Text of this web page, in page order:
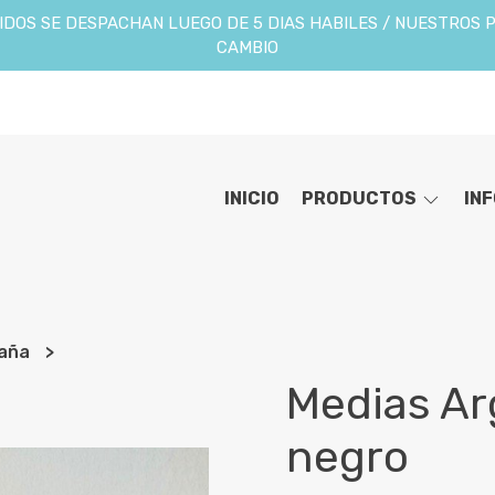
SE DESPACHAN LUEGO DE 5 DIAS HABILES / NUESTROS
CAMBIO
INICIO PRODUCTOS
Medias
negro